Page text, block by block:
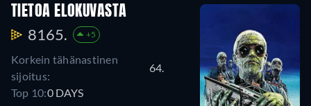
TIETOA ELOKUVASTA
8165. +5
Korkein tähänastinen
sijoitus:
64.
Top 10:0 DAYS